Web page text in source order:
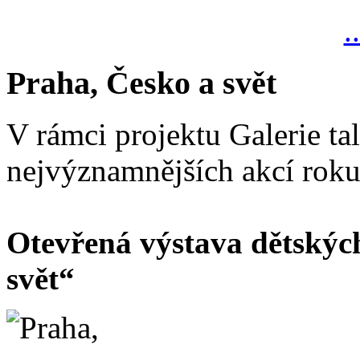
Praha, Česko a svět
V rámci projektu Galerie
nejvýznamnějších akcí
Otevřená výstava
svět“